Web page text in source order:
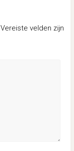
Vereiste velden zijn